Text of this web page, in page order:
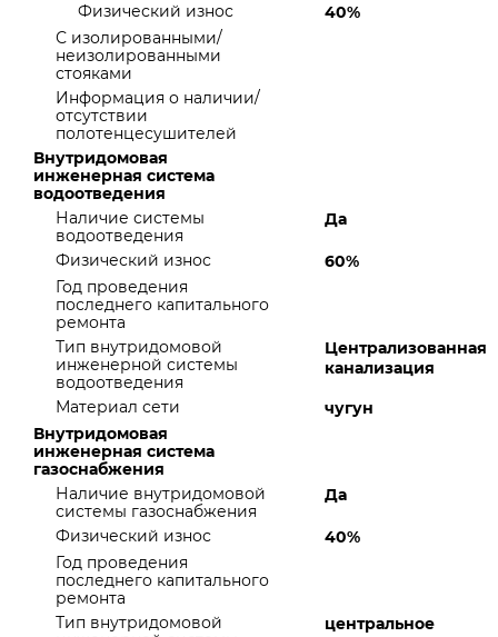
Физический износ
40%
С изолированными/
неизолированными
стояками
Информация о наличии/
отсутствии
полотенцесушителей
Внутридомовая
инженерная система
водоотведения
Наличие системы
водоотведения
Да
Физический износ
60%
Год проведения
последнего капитального
ремонта
Тип внутридомовой
инженерной системы
водоотведения
Централизованная
канализация
Материал сети
чугун
Внутридомовая
инженерная система
газоснабжения
Наличие внутридомовой
системы газоснабжения
Да
Физический износ
40%
Год проведения
последнего капитального
ремонта
Тип внутридомовой
центральное